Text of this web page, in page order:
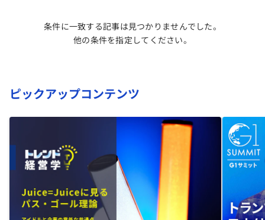
条件に一致する記事は見つかりませんでした。
他の条件を指定してください。
ピックアップコンテンツ